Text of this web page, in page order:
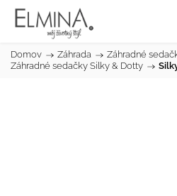
Domov / Záhrada / Záhradné
Záhradné sedačky Silky & Dotty /